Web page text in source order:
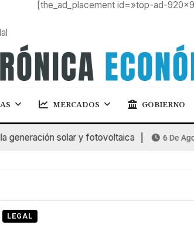
[the_ad_placement id=»top-ad-
MERCADOS GOBIERNO
solar y fotovoltaica 6 De Agosto
LEGAL